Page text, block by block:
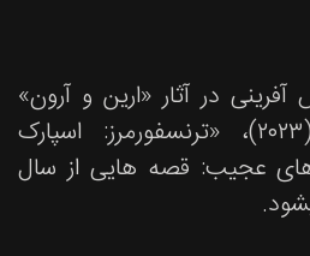
در آثار «ارین و آرون»
(۲۰۲۳)، «مهاجرت» (۲۰۲۳)، «ترنسفورمرز: اسپارک
و «چیزهای عجیب: قصه هایی از سال